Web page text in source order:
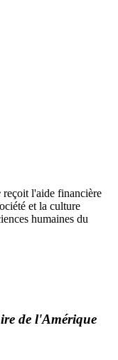
reçoit l'aide financière
et la culture
humaines du
de l'Amérique